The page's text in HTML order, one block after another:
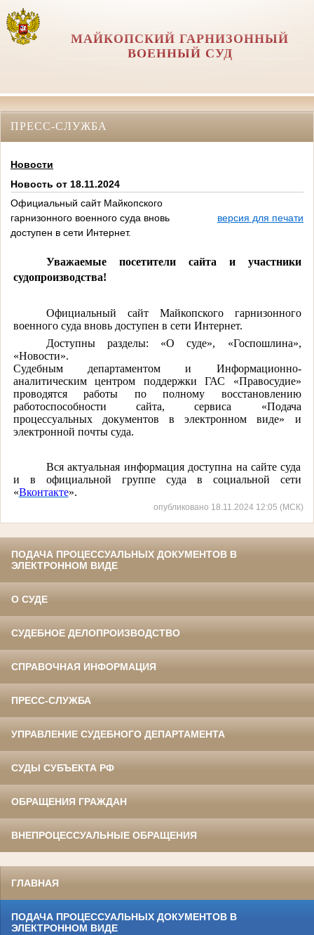
МАЙКОПСКИЙ ГАРНИЗОННЫЙ
ВОЕННЫЙ СУД
ПРЕСС-СЛУЖБА
Новости
Новость от 18.11.2024
Официальный сайт Майкопского
гарнизонного военного суда вновь
доступен в сети Интернет.
версия для печати
Уважаемые посетители сайта и участники
судопроизводства!
Официальный сайт Майкопского гарнизонного
военного суда вновь доступен в сети Интернет.
Доступны разделы: «О суде», «Госпошлина»,
«Новости».
Судебным департаментом и Информационно-
аналитическим центром поддержки ГАС «Правосудие»
проводятся работы по полному восстановлению
работоспособности сайта, сервиса «Подача
процессуальных документов в электронном виде» и
электронной почты суда.
Вся актуальная информация доступна на сайте суда
и в официальной группе суда в социальной сети
«Вконтакте».
опубликовано 18.11.2024 12:05 (МСК)
ПОДАЧА ПРОЦЕССУАЛЬНЫХ ДОКУМЕНТОВ В
ЭЛЕКТРОННОМ ВИДЕ
О СУДЕ
СУДЕБНОЕ ДЕЛОПРОИЗВОДСТВО
СПРАВОЧНАЯ ИНФОРМАЦИЯ
ПРЕСС-СЛУЖБА
УПРАВЛЕНИЕ СУДЕБНОГО ДЕПАРТАМЕНТА
СУДЫ СУБЪЕКТА РФ
ОБРАЩЕНИЯ ГРАЖДАН
ВНЕПРОЦЕССУАЛЬНЫЕ ОБРАЩЕНИЯ
ГЛАВНАЯ
ПОДАЧА ПРОЦЕССУАЛЬНЫХ ДОКУМЕНТОВ В
ЭЛЕКТРОННОМ ВИДЕ